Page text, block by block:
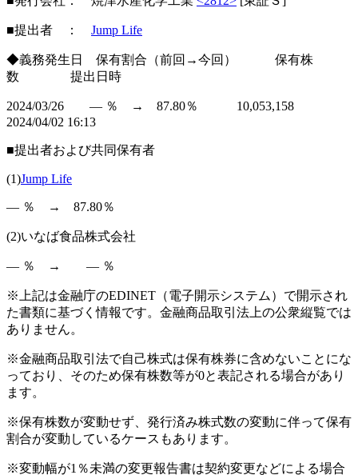
■提出者 ： Jump Life
◆義務発生日 保有割合（前回→今回） 保有株
数 提出日時
2024/03/26 ― ％ → 87.80％ 10,053,158
2024/04/02 16:13
■提出者および共同保有者
(1)Jump Life
― ％ → 87.80％
(2)いなば食品株式会社
― ％ → ― ％
※上記は金融庁のEDINET（電子開示システム）で開示され
た書類に基づく情報です。金融商品取引法上の公衆縦覧では
ありません。
※金融商品取引法で自己株式は保有株券に含めないことにな
っており、そのため保有株数等が0と表記される場合があり
ます。
※保有株数が変動せず、発行済み株式数の変動に伴って保有
割合が変動しているケースもあります。
※変動幅が1％未満の変更報告書は契約変更などによる場合